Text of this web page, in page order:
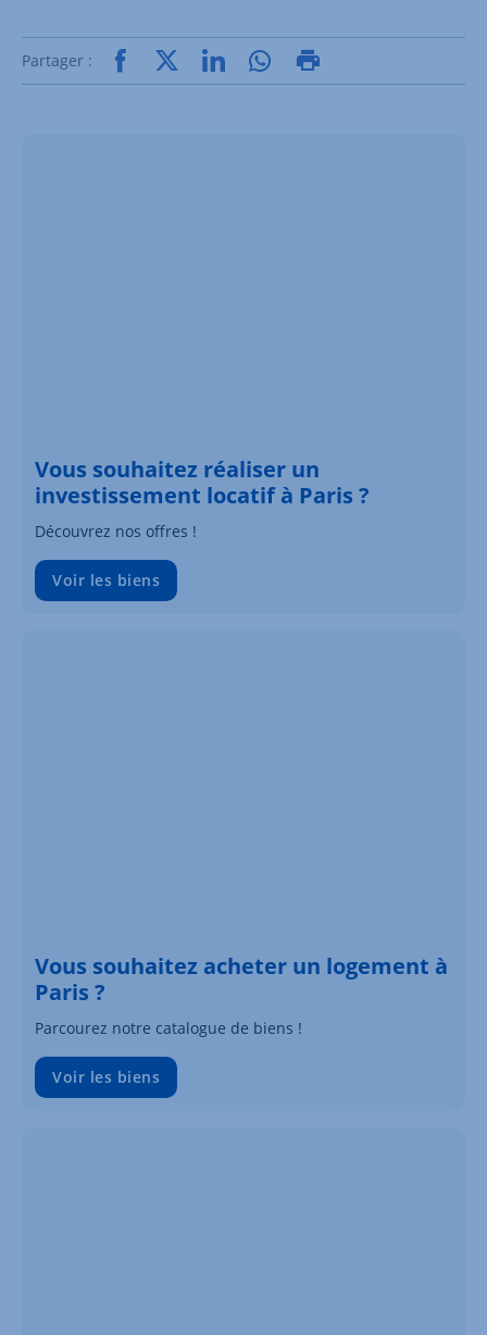
Partager :
Vous souhaitez réaliser un
investissement locatif à Paris ?
Découvrez nos offres !
Voir les biens
Vous souhaitez acheter un logement à
Paris ?
Parcourez notre catalogue de biens !
Voir les biens